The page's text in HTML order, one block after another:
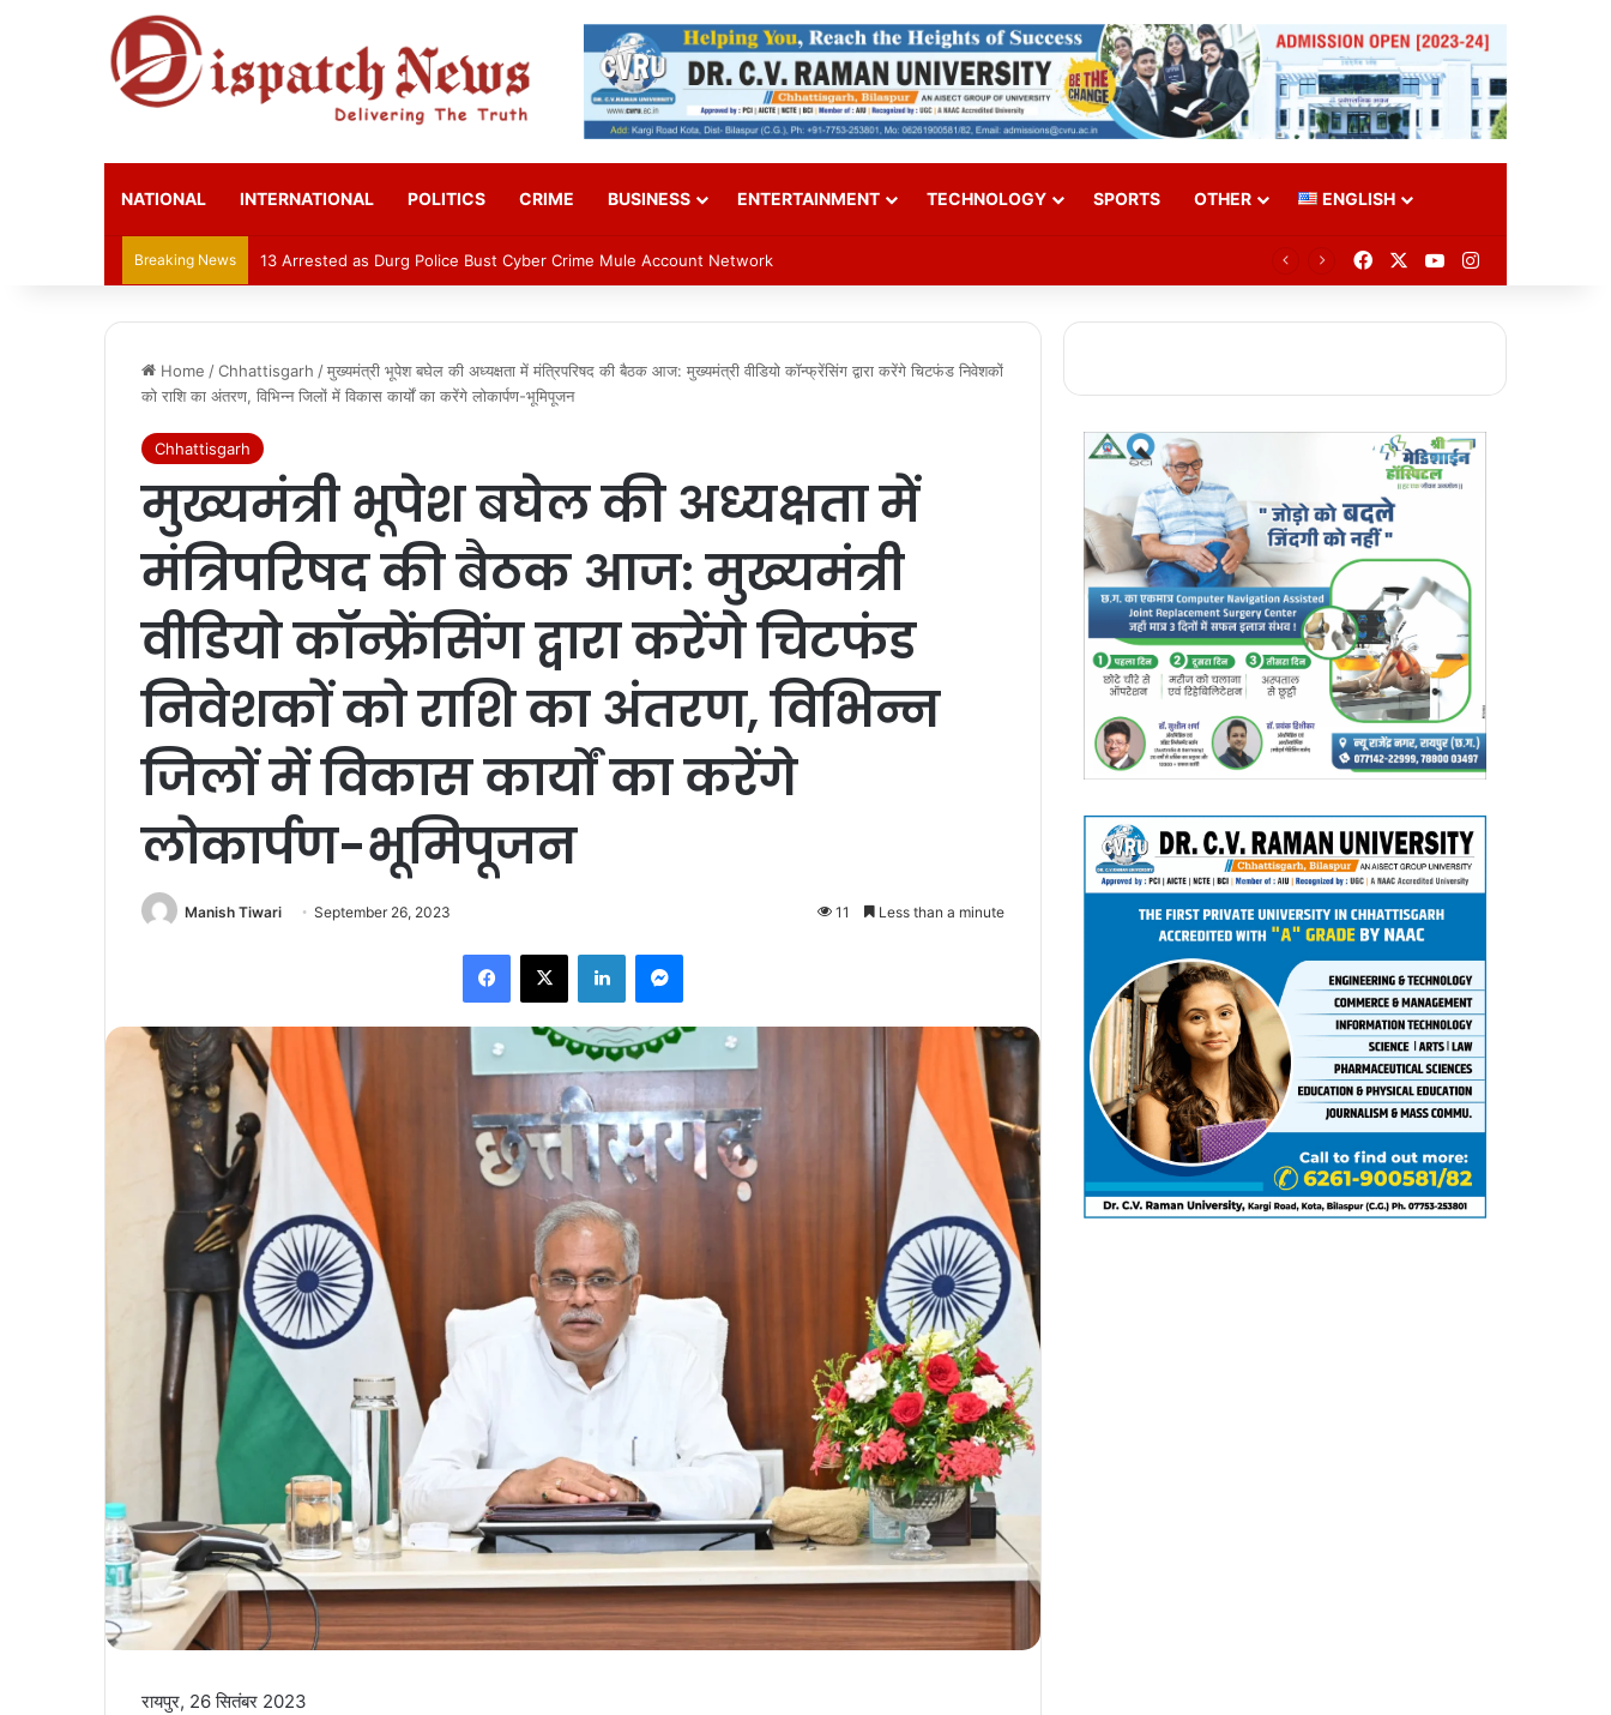
NATIONAL INTERNATIONAL POLITICS CRIME BUSINESS ENTERTAINMENT TECHNOLOGY SPORTS OTHER ENGLISH
Breaking News 13 Arrested as Durg Police Bust Cyber Crime Mule Account Network FacebookYouTubeInstagram
Home /Chhattisgarh /मुख्यमंत्री भूपेश बघेल की अध्यक्षता में मंत्रिपरिषद की बैठक आज: मुख्यमंत्री वीडियो कॉन्फ्रेंसिंग द्वारा करेंगे चिटफंड निवेशकों
को राशि का अंतरण, विभिन्न जिलों में विकास कार्यों का करेंगे लोकार्पण-भूमिपूजन
Chhattisgarh
मुख्यमंत्री भूपेश बघेल की अध्यक्षता में
मंत्रिपरिषद की बैठक आज: मुख्यमंत्री
वीडियो कॉन्फ्रेंसिंग द्वारा करेंगे चिटफंड
निवेशकों को राशि का अंतरण, विभिन्न
जिलों में विकास कार्यों का करेंगे
लोकार्पण-भूमिपूजन
Manish Tiwari September 26, 2023 11 Less than a minute
Facebook
X LinkedInMessenger
रायपुर, 26 सितंबर 2023